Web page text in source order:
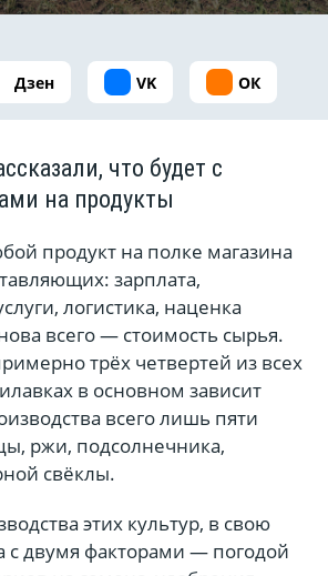
Дзен VK ОК
что будет с
на продукты
продукт на полке магазина
зарплата,
логистика, наценка
всего — стоимость сырья.
трёх четвертей из всех
в основном зависит
всего лишь пяти
ржи, подсолнечника,
свёклы.
этих культур, в свою
с двумя факторами — погодой